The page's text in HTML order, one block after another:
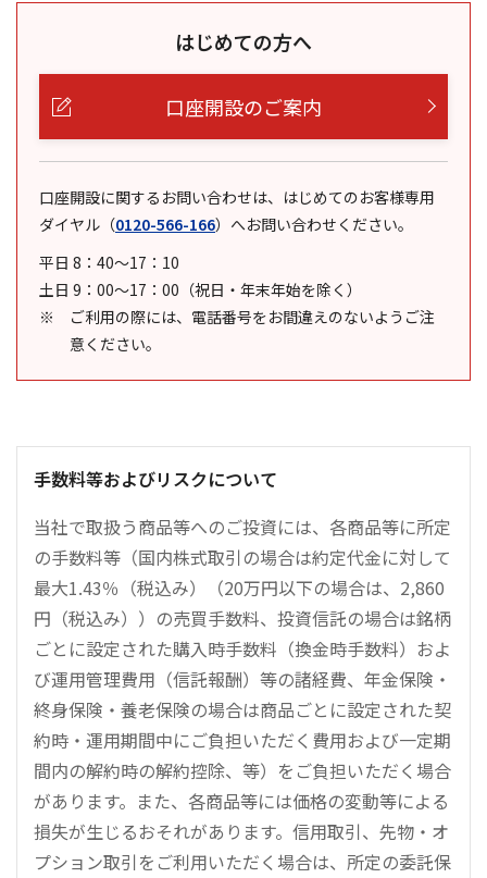
はじめての方へ
口座開設のご案内
口座開設に関するお問い合わせは、はじめてのお客様専用
ダイヤル （0120-566-166） へお問い合わせください。
平日 8：40～17：10
土日 9：00～17：00（祝日・年末年始を除く）
ご利用の際には、電話番号をお間違えのないようご注
意ください。
手数料等およびリスクについて
当社で取扱う商品等へのご投資には、各商品等に所定
の手数料等（国内株式取引の場合は約定代金に対して
最大1.43％（税込み）（20万円以下の場合は、2,860
円（税込み））の売買手数料、投資信託の場合は銘柄
ごとに設定された購入時手数料（換金時手数料）およ
び運用管理費用（信託報酬）等の諸経費、年金保険・
終身保険・養老保険の場合は商品ごとに設定された契
約時・運用期間中にご負担いただく費用および一定期
間内の解約時の解約控除、等）をご負担いただく場合
があります。また、各商品等には価格の変動等による
損失が生じるおそれがあります。信用取引、先物・オ
プション取引をご利用いただく場合は、所定の委託保